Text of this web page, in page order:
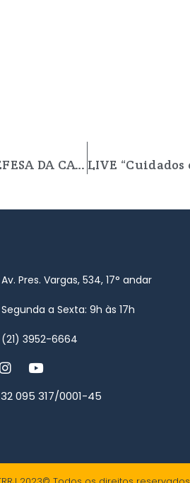
CRTR4 RJ MOVE AÇÃO CIVIL PÚBLICA EM DEFESA DA CATEGORIA E DOS PROFISSIONAIS QUE ESTÃO NA LINHA DE FRENTE DO COMBATE A PANDEMIA
Av. Pres. Vargas, 534, 17° andar
Segunda a Sexta: 9h às 17h
(21) 3952-6664
095 317/0001-45